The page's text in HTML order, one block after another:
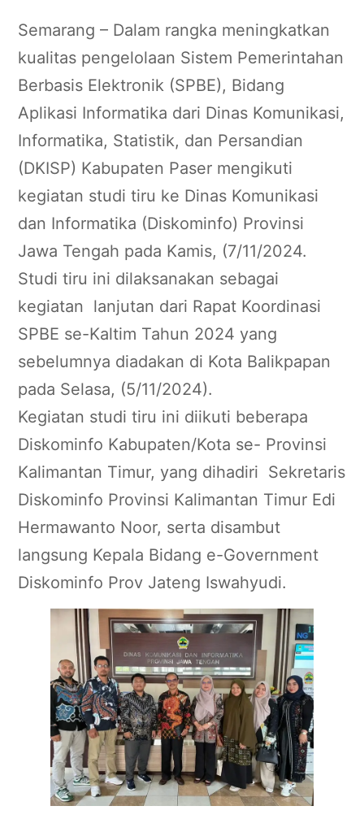
Semarang – Dalam rangka meningkatkan
kualitas pengelolaan Sistem Pemerintahan
Berbasis Elektronik (SPBE), Bidang
Aplikasi Informatika dari Dinas Komunikasi,
Informatika, Statistik, dan Persandian
(DKISP) Kabupaten Paser mengikuti
kegiatan studi tiru ke Dinas Komunikasi
dan Informatika (Diskominfo) Provinsi
Jawa Tengah pada Kamis, (7/11/2024.
Studi tiru ini dilaksanakan sebagai
kegiatan lanjutan dari Rapat Koordinasi
SPBE se-Kaltim Tahun 2024 yang
sebelumnya diadakan di Kota Balikpapan
pada Selasa, (5/11/2024).
Kegiatan studi tiru ini diikuti beberapa
Diskominfo Kabupaten/Kota se- Provinsi
Kalimantan Timur, yang dihadiri Sekretaris
Diskominfo Provinsi Kalimantan Timur Edi
Hermawanto Noor, serta disambut
langsung Kepala Bidang e-Government
Diskominfo Prov Jateng Iswahyudi.